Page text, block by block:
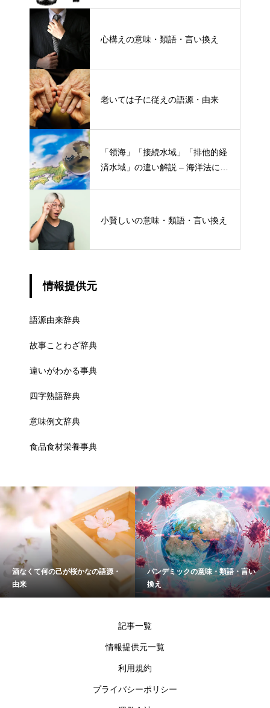
心構えの意味・類語・言い換え
老いては子に従えの語源・由来
「領海」「接続水域」「排他的経
済水域」の違い解説 – 海洋法にお
小賢しいの意味・類語・言い換え
情報提供元
語源由来辞典
故事ことわざ辞典
違いがわかる事典
四字熟語辞典
意味例文辞典
食品食材栄養事典
酒なくて何の己が桜かなの語源・
由来
パンデミックの意味・類語・言い
換え
記事一覧
情報提供元一覧
利用規約
プライバシーポリシー